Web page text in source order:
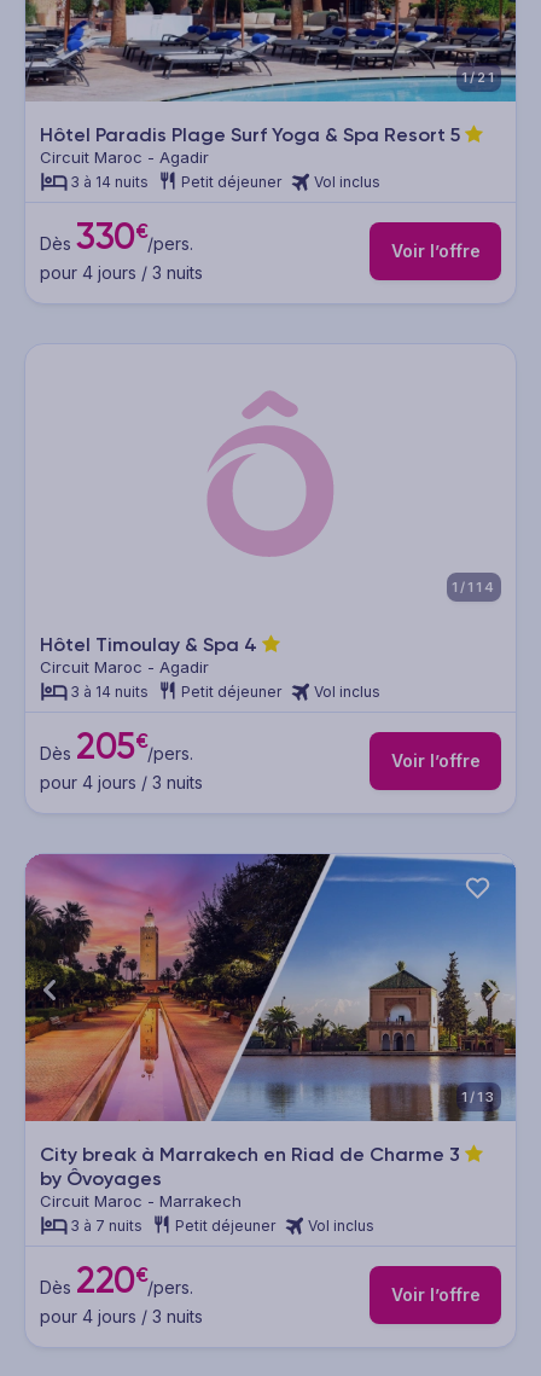
1/21
Hôtel Paradis Plage Surf Yoga & Spa Resort 5
Circuit Maroc - Agadir
3 à 14 nuits Petit déjeuner Vol inclus
Dès 330€/pers.
pour 4 jours / 3 nuits
Voir l’offre
1/114
Hôtel Timoulay & Spa 4
Circuit Maroc - Agadir
3 à 14 nuits Petit déjeuner Vol inclus
Dès 205€/pers.
pour 4 jours / 3 nuits
Voir l’offre
1/13
City break à Marrakech en Riad de Charme 3
by Ôvoyages
Circuit Maroc - Marrakech
3 à 7 nuits Petit déjeuner Vol inclus
Dès 220€/pers.
pour 4 jours / 3 nuits
Voir l’offre